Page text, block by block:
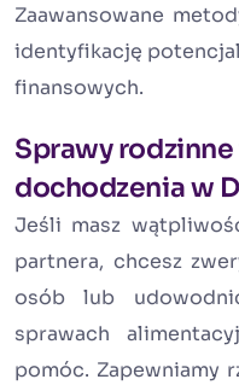
Zaawansowane
identyfikację
finansowych.
Sprawy
dochodzenia w
Jeśli masz
partnera, chcesz
osób lub
sprawach
pomóc. Zapewniamy